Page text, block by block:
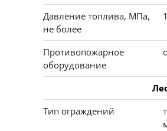
Давление топлива, МПа,
не более
Противопожарное
оборудование
Тип ограждений